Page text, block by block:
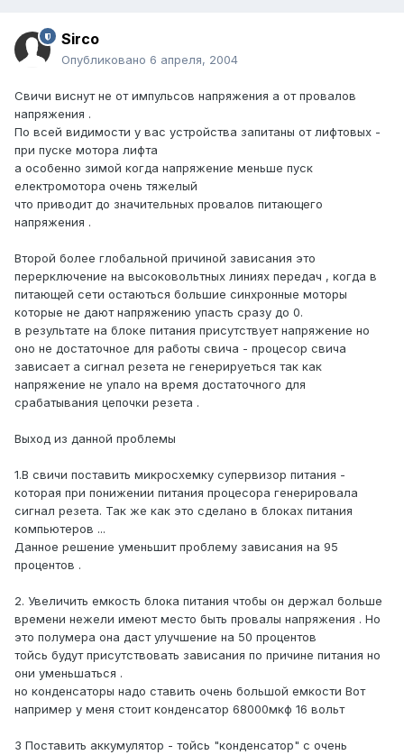
Sirco
Опубликовано 6 апреля, 2004
Свичи виснут не от импульсов напряжения а от провалов
напряжения .
По всей видимости у вас устройства запитаны от лифтовых -
при пуске мотора лифта
а особенно зимой когда напряжение меньше пуск
електромотора очень тяжелый
что приводит до значительных провалов питающего
напряжения .
Второй более глобальной причиной зависания это
перерключение на высоковольтных линиях передач , когда в
питающей сети остаються большие синхронные моторы
которые не дают напряжению упасть сразу до 0.
в результате на блоке питания присутствует напряжение но
оно не достаточное для работы свича - процесор свича
зависает а сигнал резета не генерируеться так как
напряжение не упало на время достаточного для
срабатывания цепочки резета .
Выход из данной проблемы
1.В свичи поставить микросхемку супервизор питания -
которая при понижении питания процесора генерировала
сигнал резета. Так же как это сделано в блоках питания
компьютеров ...
Данное решение уменьшит проблему зависания на 95
процентов .
2. Увеличить емкость блока питания чтобы он держал больше
времени нежели имеют место быть провалы напряжения . Но
это полумера она даст улучшение на 50 процентов
тойсь будут присутствовать зависания по причине питания но
они уменьшаться .
но конденсаторы надо ставить очень большой емкости Вот
например у меня стоит конденсатор 68000мкф 16 вольт
3 Поставить аккумулятор - тойсь "конденсатор" с очень